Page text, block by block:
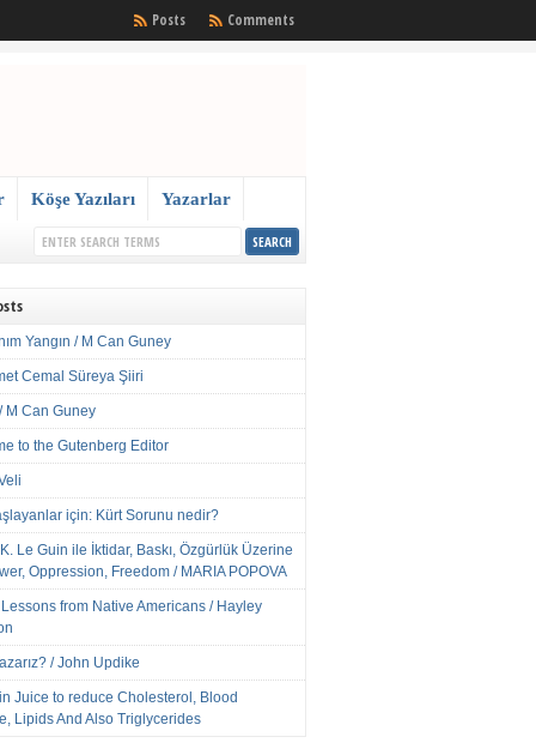
Comments
Posts
Köşe Yazıları Yazarlar
Yangın / M Can Guney
Cemal Süreya Şiiri
M Can Guney
to the Gutenberg Editor
için: Kürt Sorunu nedir?
Le Guin ile İktidar, Baskı, Özgürlük Üzerine
Oppression, Freedom / MARIA POPOVA
from Native Americans / Hayley
/ John Updike
Juice to reduce Cholesterol, Blood
Lipids And Also Triglycerides